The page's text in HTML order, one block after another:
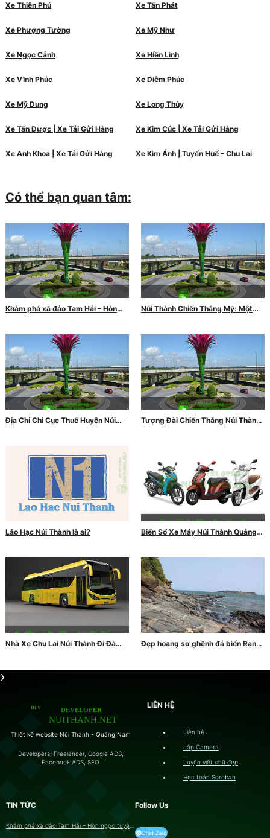
Xe Thiên Phú Xe Tấn Phát
Xe Phượng Tường Xe Mỹ Như
Xe Ngọc Cảnh Xe Hiền Linh
Xe Vĩnh Phúc Xe Diễm Phúc
Xe Mỹ Dung Xe Long Thủy
Xe Tấn Được | Xe Tải Gửi Hàng Xe Kim Cúc | Xe Tải Gửi Hàng
Xe Anh Khoa | Xe Tải Gửi Hàng Xe Kim Ánh | Tuyến Huế – Chu Lai
Có thể bạn quan tâm:
Khám phá xã đảo Tam Hải – Hòn
Núi Thành Chiến Thắng Mỹ: Một
Địa Chỉ Chi Cục Thuế Huyện Núi
Tượng Đài Chiến Thắng Núi Thành:
Lão Hạc Núi Thành là ai?
Biển Số Xe Máy Núi Thành Quảng
Nhà Xe Chu Lai Núi Thành Đi Đà
Đẹp hoang sơ ghềnh đá biển Rạng
Thiết kế website Núi Thành - Quảng Nam
Developers, Freelancer, Google ADS,
Facebook ADS, SEO
LIÊN HỆ
Liên hệ
Lắp Camera
Luyện viết chữ đẹp
Học toán Soroban
TIN TỨC
Khám phá xã đảo Tam Hải – Hòn ngọc tuyệt
Follow Us
Chat Zalo